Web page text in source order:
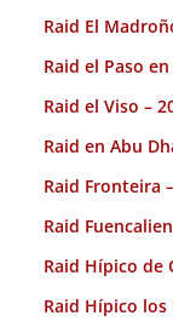
Raid El
Raid el Paso
Raid el Viso –
Raid en Abu
Raid Fronteira
Raid
Raid Hípico de
Raid Hípico